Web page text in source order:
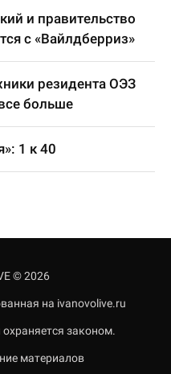
и правительство
с «Вайлдберриз»
резидента ОЭЗ
больше
1 к 40
© 2026
на ivanovolive.ru
законом.
материалов